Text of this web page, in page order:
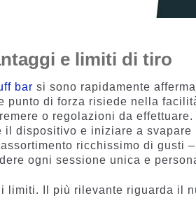
e limiti di tiro
bar si sono rapidamente
punto di forza risiede nella
o regolazioni da
il dispositivo e iniziare a svapare
ricchissimo di gusti
ogni sessione unica e
limiti. Il più rilevante riguarda il